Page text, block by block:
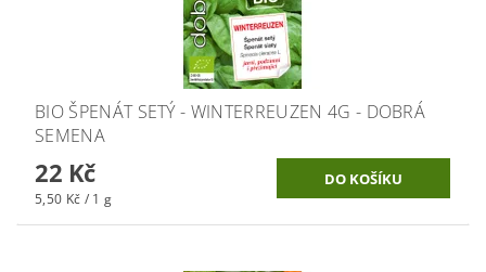
BIO ŠPENÁT SETÝ - WINTERREUZEN 4G - DOBRÁ
SEMENA
22 Kč
5,50 Kč / 1 g